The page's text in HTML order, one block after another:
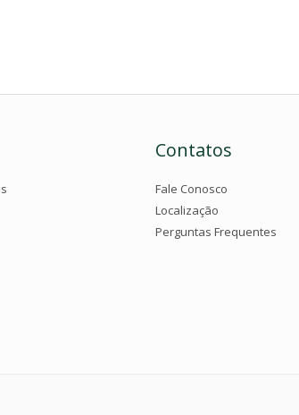
Contatos
Fale Conosco
Localização
Perguntas Frequentes